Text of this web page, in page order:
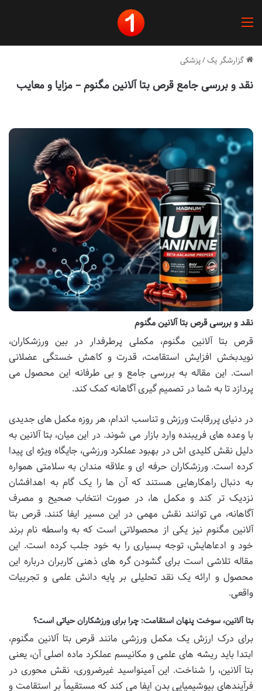
گزارشگر یک/پزشکی
نقد و بررسی جامع قرص بتا آلانین مگنوم – مزایا و معایب
نقد و بررسی قرص بتا آلانین مگنوم
قرص بتا آلانین مگنوم، مکملی پرطرفدار در بین ورزشکاران،
نویدبخش افزایش استقامت، قدرت و کاهش خستگی عضلانی
است. این مقاله به بررسی جامع و بی طرفانه این محصول می
پردازد تا به شما در تصمیم گیری آگاهانه کمک کند.
در دنیای پررقابت ورزش و تناسب اندام، هر روزه مکمل های جدیدی
با وعده های فریبنده وارد بازار می شوند. در این میان، بتا آلانین به
دلیل نقش کلیدی اش در بهبود عملکرد ورزشی، جایگاه ویژه ای پیدا
کرده است. ورزشکاران حرفه ای و علاقه مندان به سلامتی همواره
به دنبال راهکارهایی هستند که آن ها را یک گام به اهدافشان
نزدیک تر کند و مکمل ها، در صورت انتخاب صحیح و مصرف
آگاهانه، می توانند نقش مهمی در این مسیر ایفا کنند. قرص بتا
آلانین مگنوم نیز یکی از محصولاتی است که به واسطه نام برند
خود و ادعاهایش، توجه بسیاری را به خود جلب کرده است. این
مقاله تلاشی است برای گشودن گره های ذهنی کاربران درباره این
محصول و ارائه یک نقد تحلیلی بر پایه دانش علمی و تجربیات
واقعی.
بتا آلانین، سوخت پنهان استقامت: چرا برای ورزشکاران حیاتی است؟
برای درک ارزش یک مکمل ورزشی مانند قرص بتا آلانین مگنوم،
ابتدا باید ریشه های علمی و مکانیسم عملکرد ماده اصلی آن، یعنی
بتا آلانین، را شناخت. این آمینواسید غیرضروری، نقش محوری در
فرآیندهای بیوشیمیایی بدن ایفا می کند که مستقیماً بر استقامت و